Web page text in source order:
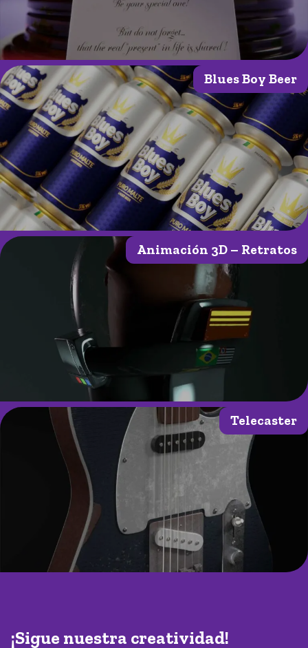
Blues Boy Beer
Animación 3D – Retratos
Telecaster
¡Sigue nuestra creatividad!